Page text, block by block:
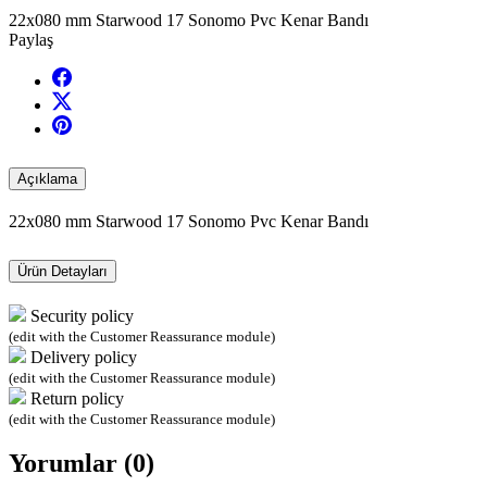
22x080 mm Starwood 17 Sonomo Pvc Kenar Bandı
Paylaş
Açıklama
22x080 mm Starwood 17 Sonomo Pvc Kenar Bandı
Ürün Detayları
Security policy
(edit with the Customer Reassurance module)
Delivery policy
(edit with the Customer Reassurance module)
Return policy
(edit with the Customer Reassurance module)
Yorumlar (0)